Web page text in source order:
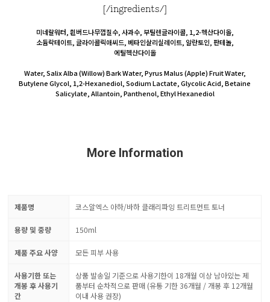
[/ingredients/]
미네랄워터, 흰버드나무껍질수, 사과수, 부틸렌글라이콜, 1,2-헥산다이올,
소듐락테이트, 글라이콜릭애씨드, 베타인살리실레이트, 알란토인, 판테놀,
에틸헥산다이올
Water, Salix Alba (Willow) Bark Water, Pyrus Malus (Apple) Fruit Water,
Butylene Glycol, 1,2-Hexanediol, Sodium Lactate, Glycolic Acid, Betaine
Salicylate, Allantoin, Panthenol, Ethyl Hexanediol
More Information
제품명 코스알엑스 아하/바하 클래리파잉 트리트먼트 토너
용량 및 중량 150ml
제품 주요 사양 모든 피부 사용
사용기한 또는
개봉 후 사용기
간
상품 발송일 기준으로 사용기한이 18개월 이상 남아있는 제
품부터 순차적으로 판매 (유통 기한 36개월 / 개봉 후 12개월
이내 사용 권장)